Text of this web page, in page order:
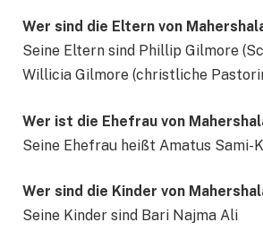
Wer sind die Eltern von
Seine Eltern sind Phillip Gilmore
Willicia Gilmore (christliche
Wer ist die Ehefrau von
Seine Ehefrau heißt Amatus Sami-
Wer sind die Kinder von
Seine Kinder sind Bari Najma Ali